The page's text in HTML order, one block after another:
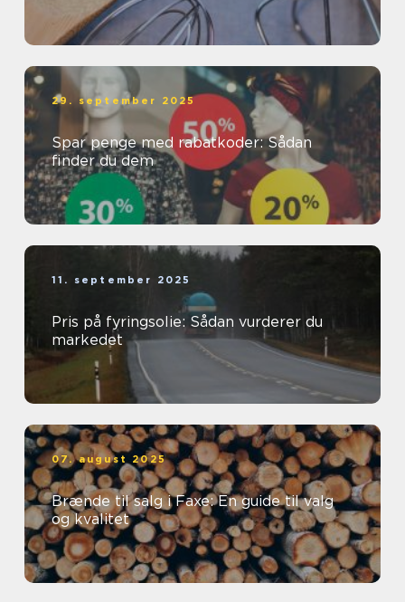
29. september 2025
Spar penge med rabatkoder: Sådan
finder du dem
11. september 2025
Pris på fyringsolie: Sådan vurderer du
markedet
07. august 2025
Brænde til salg i Faxe: En guide til valg
og kvalitet